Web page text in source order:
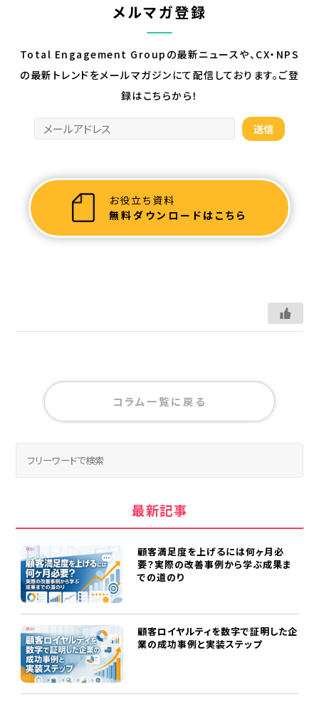
メルマガ登録
Total Engagement Groupの最新ニュースや、CX・NPS
の最新トレンドをメールマガジンにて配信しております。ご登
録はこちらから！
お役立ち資料
無料ダウンロードはこちら
コラム一覧に戻る
最新記事
顧客満足度を上げるには何ヶ月必
要？実際の改善事例から学ぶ成果ま
での道のり
顧客ロイヤルティを数字で証明した企
業の成功事例と実装ステップ